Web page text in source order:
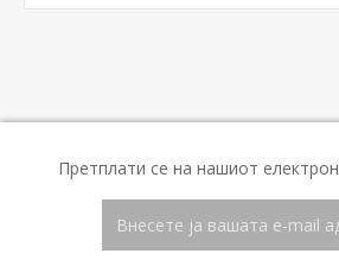
Претплати се на нашиот